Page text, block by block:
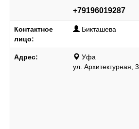
+79196019287
Контактное
лицо:
Бикташева
Адрес:
Уфа
ул. Архитектурная, 3